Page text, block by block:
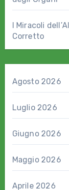
I Miracoli
Corretto
Agosto 2026
Luglio 2026
Giugno 2026
Maggio 2026
Aprile 2026